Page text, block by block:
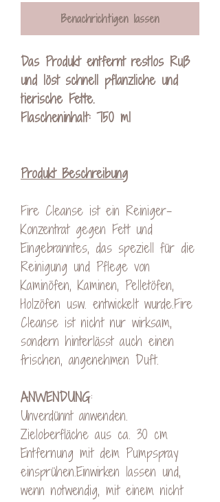
Benachrichtigen lassen
Das Produkt entfernt restlos Ruß
und löst schnell pflanzliche und
tierische Fette.
Flascheninhalt: 750 ml
Produkt Beschreibung
Fire Cleanse ist ein Reiniger-
Konzentrat gegen Fett und
Eingebranntes, das speziell für die
Reinigung und Pflege von
Kaminöfen, Kaminen, Pelletöfen,
Holzöfen usw. entwickelt wurde.Fire
Cleanse ist nicht nur wirksam,
sondern hinterlässt auch einen
frischen, angenehmen Duft.
ANWENDUNG:
Unverdünnt anwenden.
Zieloberfläche aus ca. 30 cm
Entfernung mit dem Pumpspray
einsprühen.Einwirken lassen und,
wenn notwendig, mit einem nicht